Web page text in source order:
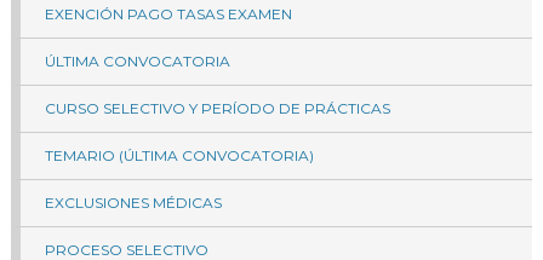
EXENCIÓN PAGO TASAS EXAMEN
ÚLTIMA CONVOCATORIA
CURSO SELECTIVO Y PERÍODO DE PRÁCTICAS
TEMARIO (ÚLTIMA CONVOCATORIA)
EXCLUSIONES MÉDICAS
PROCESO SELECTIVO